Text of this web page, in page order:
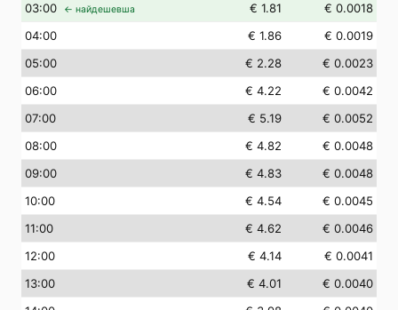
03:00 ← найдешевша € 1.81
€ 0.0018
04:00 € 1.86
€ 0.0019
05:00 € 2.28
€ 0.0023
06:00 € 4.22
€ 0.0042
07:00 € 5.19
€ 0.0052
08:00 € 4.82
€ 0.0048
09:00 € 4.83
€ 0.0048
10:00 € 4.54
€ 0.0045
11:00 € 4.62
€ 0.0046
12:00 € 4.14
€ 0.0041
13:00 € 4.01
€ 0.0040